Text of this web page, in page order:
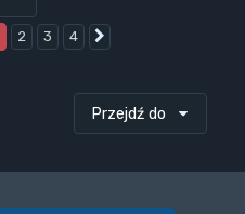
2 3 4
Przejdź do